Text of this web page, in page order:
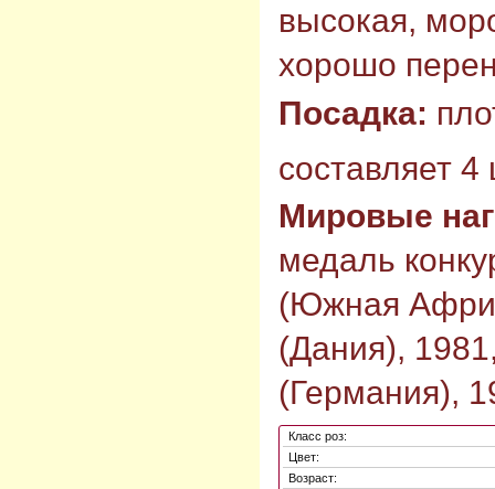
высокая,
хорошо
Посадка:
составляет
Мировые
медаль
(Южная
(Дания),
(Германия),
Класс роз:
Цвет:
Возраст: